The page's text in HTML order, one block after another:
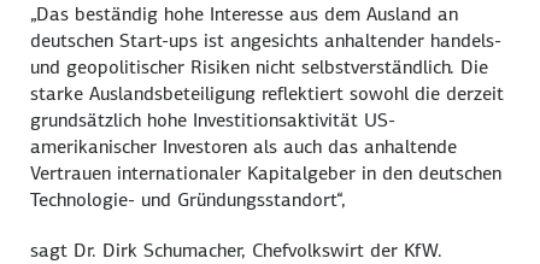
„Das beständig hohe Interesse aus dem Ausland an
deutschen Start-ups ist angesichts anhaltender handels-
und geopolitischer Risiken nicht selbstverständlich. Die
starke Auslandsbeteiligung reflektiert sowohl die derzeit
grundsätzlich hohe Investitionsaktivität US-
amerikanischer Investoren als auch das anhaltende
Vertrauen internationaler Kapitalgeber in den deutschen
Technologie- und Gründungsstandort“,
sagt Dr. Dirk Schumacher, Chefvolkswirt der KfW.